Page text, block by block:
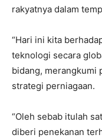
rakyatnya dalam
“Hari ini kita
teknologi secara
bidang, merangkumi
strategi perniagaan.
“Oleh sebab itulah
diberi penekanan